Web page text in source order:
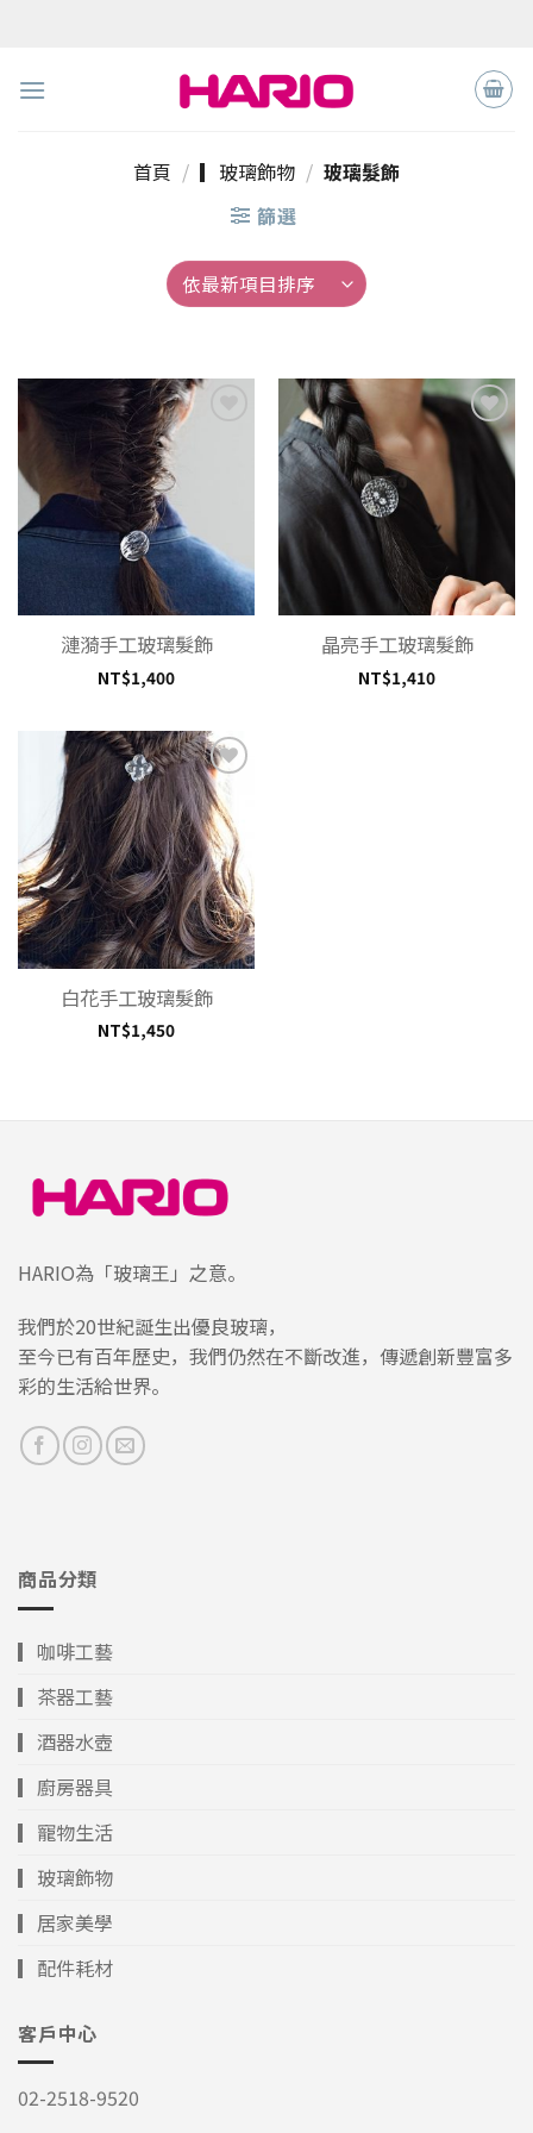
首頁 / ▎玻璃飾物 / 玻璃髮飾
篩選
漣漪手工玻璃髮飾
NT$1,400
加入
「願
晶亮手工玻璃髮飾
NT$1,410
加入
「願
望清
單」
白花手工玻璃髮飾
NT$1,450
HARIO為「玻璃王」之意。
我們於20世紀誕生出優良玻璃，
至今已有百年歷史，我們仍然在不斷改進，傳遞創新豐富多
彩的生活給世界。
商品分類
▎咖啡工藝
▎茶器工藝
▎酒器水壺
▎廚房器具
▎寵物生活
▎玻璃飾物
▎居家美學
▎配件耗材
客戶中心
02-2518-9520